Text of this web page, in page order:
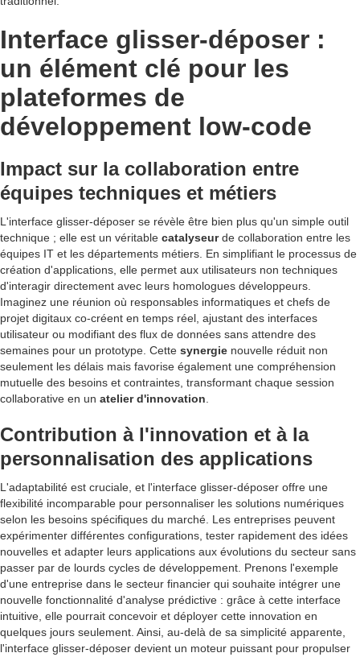
Interface glisser-déposer :
un élément clé pour les
plateformes de
développement low-code
Impact sur la collaboration entre
équipes techniques et métiers
L'interface glisser-déposer se révèle être bien plus qu'un simple outil
technique ; elle est un véritable catalyseurde collaboration entre les
équipes IT et les départements métiers. En simplifiant le processus de
création d'applications, elle permet aux utilisateurs non techniques
d'interagir directement avec leurs homologues développeurs.
Imaginez une réunion où responsables informatiques et chefs de
projet digitaux co-créent en temps réel, ajustant des interfaces
utilisateur ou modifiant des flux de données sans attendre des
semaines pour un prototype. Cette synergie nouvelle réduit non
seulement les délais mais favorise également une compréhension
mutuelle des besoins et contraintes, transformant chaque session
collaborative en un atelier d'innovation.
Contribution à l'innovation et à la
personnalisation des applications
L'adaptabilité est cruciale, et l'interface glisser-déposer offre une
flexibilité incomparable pour personnaliser les solutions numériques
selon les besoins spécifiques du marché. Les entreprises peuvent
expérimenter différentes configurations, tester rapidement des idées
nouvelles et adapter leurs applications aux évolutions du secteur sans
passer par de lourds cycles de développement. Prenons l'exemple
d'une entreprise dans le secteur financier qui souhaite intégrer une
nouvelle fonctionnalité d'analyse prédictive : grâce à cette interface
intuitive, elle pourrait concevoir et déployer cette innovation en
quelques jours seulement. Ainsi, au-delà de sa simplicité apparente,
l'interface glisser-déposer devient un moteur puissant pour propulser